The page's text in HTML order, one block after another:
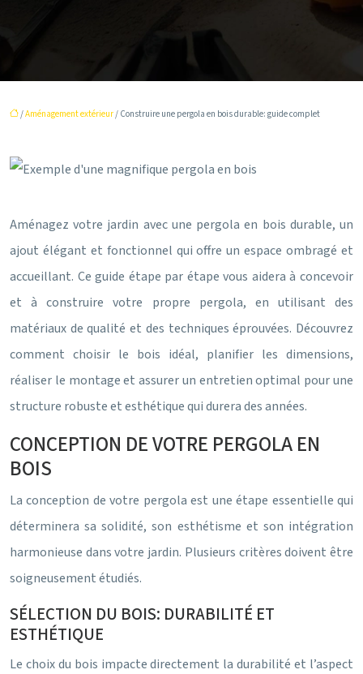
/Aménagement extérieur/ Construire une pergola en bois durable: guide complet
Aménagez votre jardin avec une pergola en bois durable, un
ajout élégant et fonctionnel qui offre un espace ombragé et
accueillant. Ce guide étape par étape vous aidera à concevoir
et à construire votre propre pergola, en utilisant des
matériaux de qualité et des techniques éprouvées. Découvrez
comment choisir le bois idéal, planifier les dimensions,
réaliser le montage et assurer un entretien optimal pour une
structure robuste et esthétique qui durera des années.
CONCEPTION DE VOTRE PERGOLA EN
BOIS
La conception de votre pergola est une étape essentielle qui
déterminera sa solidité, son esthétisme et son intégration
harmonieuse dans votre jardin. Plusieurs critères doivent être
soigneusement étudiés.
SÉLECTION DU BOIS: DURABILITÉ ET
ESTHÉTIQUE
Le choix du bois impacte directement la durabilité et l’aspect